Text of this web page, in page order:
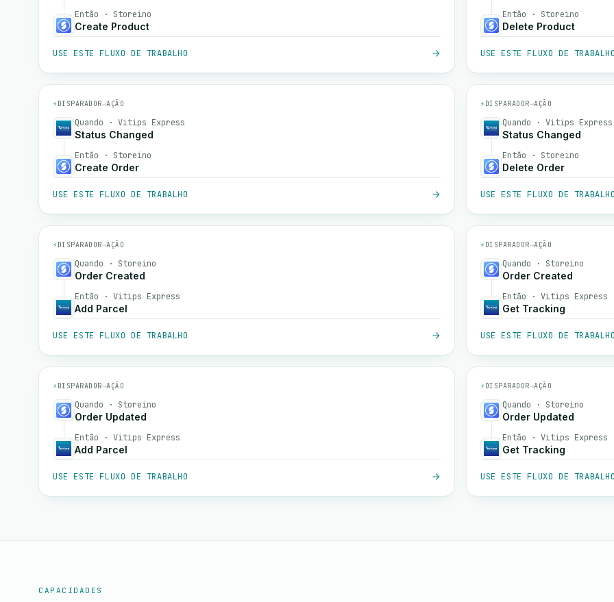
Então · Storeino
Create Product
USE ESTE FLUXO DE TRABALHO
Então · Storeino
Delete Product
USE ESTE FLUXO DE
⚡ DISPARADOR→AÇÃO
Quando · Vitips Express
Status Changed
Então · Storeino
Create Order
USE ESTE FLUXO DE TRABALHO
⚡ DISPARADOR→AÇÃO
Quando · Vitips Express
Status Changed
Então · Storeino
Delete Order
USE ESTE FLUXO DE
⚡ DISPARADOR→AÇÃO
Quando · Storeino
Order Created
Então · Vitips Express
Add Parcel
USE ESTE FLUXO DE TRABALHO
⚡ DISPARADOR→AÇÃO
Quando · Storeino
Order Created
Então · Vitips Express
Get Tracking
USE ESTE FLUXO DE
⚡ DISPARADOR→AÇÃO
Quando · Storeino
Order Updated
Então · Vitips Express
Add Parcel
USE ESTE FLUXO DE TRABALHO
⚡ DISPARADOR→AÇÃO
Quando · Storeino
Order Updated
Então · Vitips Express
Get Tracking
USE ESTE FLUXO DE
CAPACIDADES